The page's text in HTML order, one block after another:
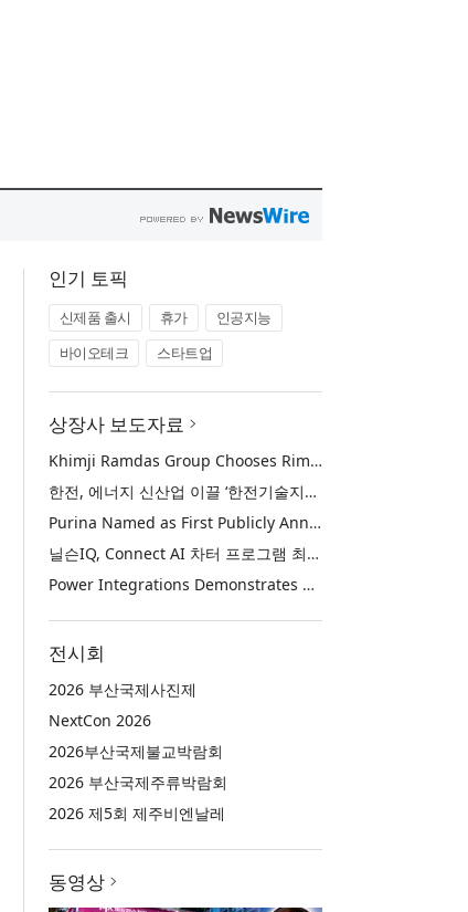
인기 토픽
신제품 출시 휴가
인공지능
바이오테크
스타트업
상장사 보도자료
Khimji Ramdas Group Chooses Rimini Street to Reduce SAP Support Costs, Protect 700+ Customizations and Reinvest Savings in Innovation
한전, 에너지 신산업 이끌 ‘한전기술지주’ 공식 출범
Purina Named as First Publicly Announced NIQ ConnectAI Charter Client
닐슨IQ, Connect AI 차터 프로그램 최초 고객사 ‘퓨리나’ 선정
Power Integrations Demonstrates World’s First 2200 V GaN Technology for Next-Era High-Voltage Power Systems
전시회
2026 부산국제사진제
NextCon 2026
2026부산국제불교박람회
2026 부산국제주류박람회
2026 제5회 제주비엔날레
동영상